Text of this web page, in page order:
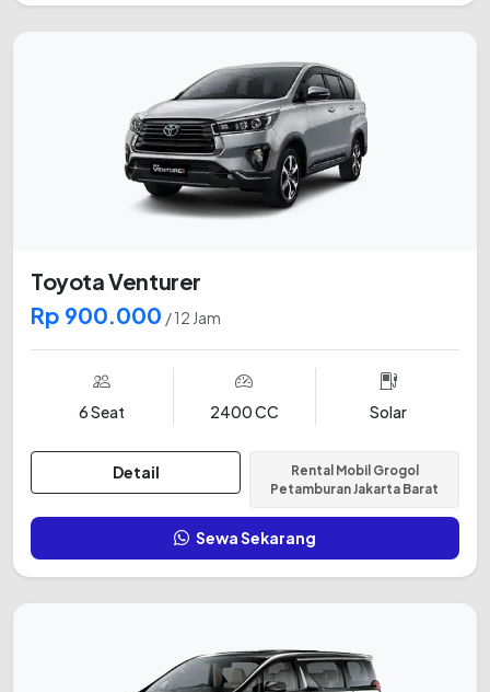
Toyota Venturer
Rp 900.000 / 12 Jam
6 Seat 2400 CC Solar
Detail
Rental Mobil Grogol
Petamburan Jakarta Barat
Sewa Sekarang